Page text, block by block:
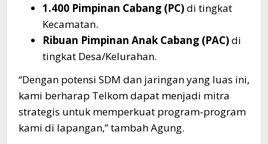
1.400 Pimpinan Cabang (PC)di tingkat
Kecamatan.
Ribuan Pimpinan Anak Cabang (PAC)di
tingkat Desa/Kelurahan.
​“Dengan potensi SDM dan jaringan yang luas ini,
kami berharap Telkom dapat menjadi mitra
strategis untuk memperkuat program-program
kami di lapangan,” tambah Agung.